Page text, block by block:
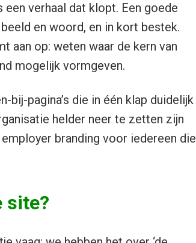
een verhaal dat klopt. Een goede
en woord, en in kort bestek.
aan op: weten waar de kern van
mogelijk vormgeven.
pagina’s die in één klap duidelijk
helder neer te zetten zijn
branding voor iedereen die
site?